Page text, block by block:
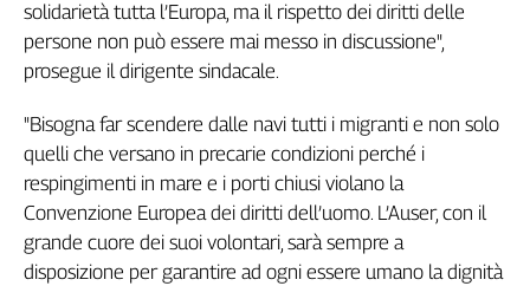
anni
Cgil
Academy
Collettiva
Play
Rubriche
Collettiva
solidarietà tutta l’Europa, ma il rispetto dei diritti delle
persone non può essere mai messo in discussione",
prosegue il dirigente sindacale.
"Bisogna far scendere dalle navi tutti i migranti e non solo
quelli che versano in precarie condizioni perché i
respingimenti in mare e i porti chiusi violano la
Convenzione Europea dei diritti dell’uomo. L’Auser, con il
grande cuore dei suoi volontari, sarà sempre a
disposizione per garantire ad ogni essere umano la dignità